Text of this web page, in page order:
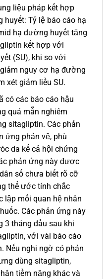
liệu pháp kết hợp
Tỷ lệ báo cáo hạ
hạ đường huyết tăng
kết hợp với
(SU), khi so với
nguy cơ hạ đường
xét giảm liều SU.
có các báo cáo hậu
quá mẫn nghiêm
sitagliptin. Các phản
ứng phản vệ, phù
da kể cả hội chứng
phản ứng này được
số chưa biết rõ cỡ
thể ước tính chắc
lập mối quan hệ nhân
Các phản ứng này
3 tháng đầu sau khi
với vài báo cáo
Nếu nghi ngờ có phản
dùng sitagliptin,
tiềm năng khác và